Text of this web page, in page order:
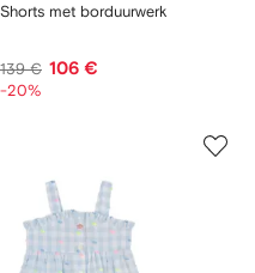
Shorts met borduurwerk
139 € 106 €
-20%